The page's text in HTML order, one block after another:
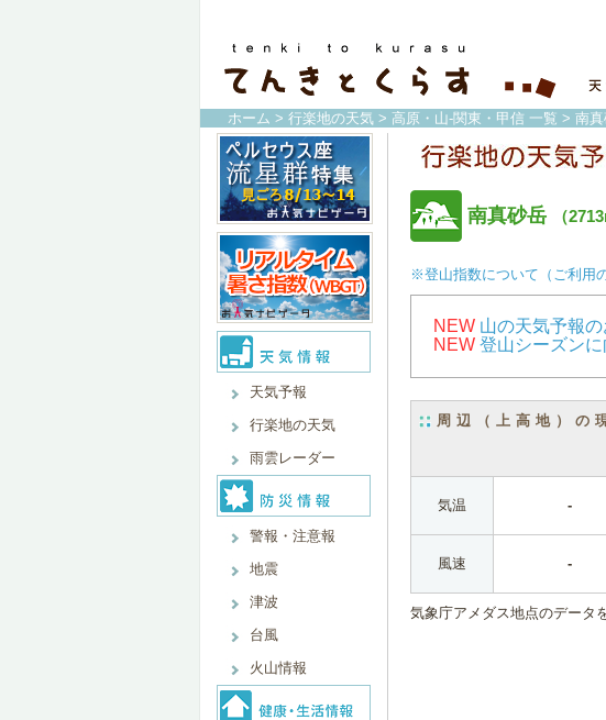
ホーム > 行楽地の天気 > 高原・山-関東・甲信 一覧 > 南
天気予報
行楽地の天気
雨雲レーダー
警報・注意報
地震
津波
台風
火山情報
南真砂岳 （
※登山指数について（ご利用
NEW 山の天気予報
NEW 登山シーズンに
周辺（上高地）の
気温 -
風速 -
気象庁アメダス地点のデータ